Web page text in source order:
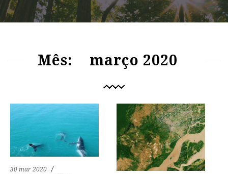
Mês: março 2020
30 mar 2020